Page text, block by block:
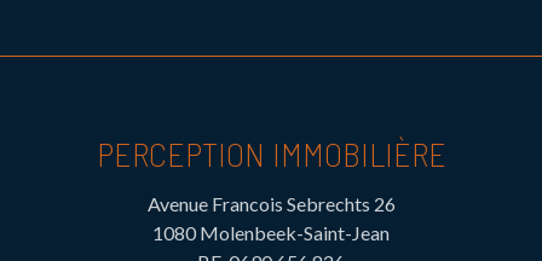
PERCEPTION IMMOBILIÈRE
Avenue Francois Sebrechts 26
1080 Molenbeek-Saint-Jean